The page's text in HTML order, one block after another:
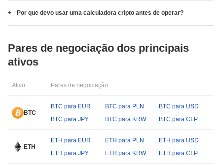
Por que devo usar uma calculadora cripto antes de operar?
Pares de negociação dos principais
ativos
Ativo Pares de negociação
BTC
BTC para EUR BTC para PLN
BTC para USD
BTC para JPY
BTC para KRW BTC para CLP
ETH
ETH para EUR ETH para PLN
ETH para USD
ETH para JPY
ETH para KRW ETH para CLP